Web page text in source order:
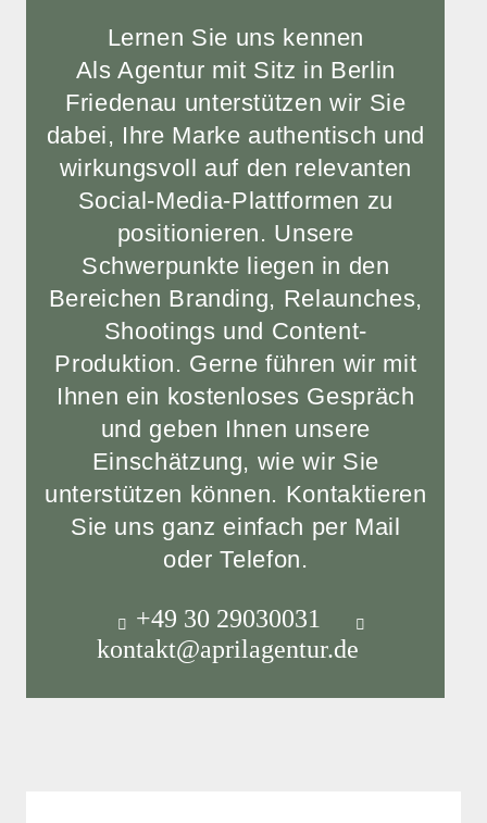
Lernen Sie uns kennen
Als Agentur mit Sitz in Berlin
Friedenau unterstützen wir Sie
dabei, Ihre Marke authentisch und
wirkungsvoll auf den relevanten
Social-Media-Plattformen zu
positionieren. Unsere
Schwerpunkte liegen in den
Bereichen Branding, Relaunches,
Shootings und Content-
Produktion. Gerne führen wir mit
Ihnen ein kostenloses Gespräch
und geben Ihnen unsere
Einschätzung, wie wir Sie
unterstützen können. Kontaktieren
Sie uns ganz einfach per Mail
oder Telefon.
+49 30 29030031
kontakt@aprilagentur.de